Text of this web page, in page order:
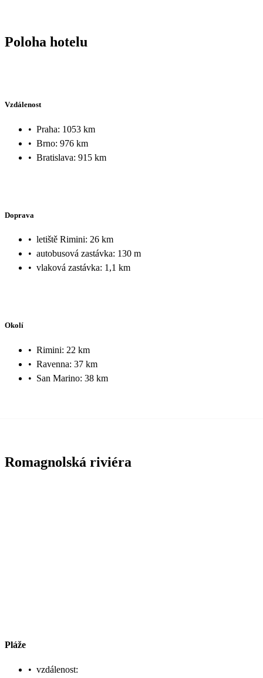
Poloha hotelu
Vzdálenost
• Praha: 1053 km
• Brno: 976 km
• Bratislava: 915 km
Doprava
• letiště Rimini: 26 km
• autobusová zastávka: 130 m
• vlaková zastávka: 1,1 km
Okolí
• Rimini: 22 km
• Ravenna: 37 km
• San Marino: 38 km
Romagnolská riviéra
Pláže
• vzdálenost: